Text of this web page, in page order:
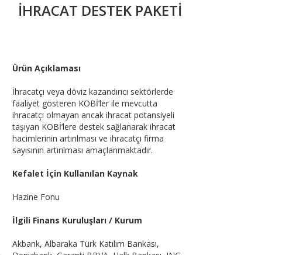
İHRACAT DESTEK PAKETİ
Ürün Açıklaması
İhracatçı veya döviz kazandırıcı sektörlerde
faaliyet gösteren KOBİ’ler ile mevcutta
ihracatçı olmayan ancak ihracat potansiyeli
taşıyan KOBİ’lere destek sağlanarak ihracat
hacimlerinin artırılması ve ihracatçı firma
sayısının artırılması amaçlanmaktadır.
Kefalet İçin Kullanılan Kaynak
Hazine Fonu
İlgili Finans Kuruluşları / Kurum
Akbank, Albaraka Türk Katılım Bankası,